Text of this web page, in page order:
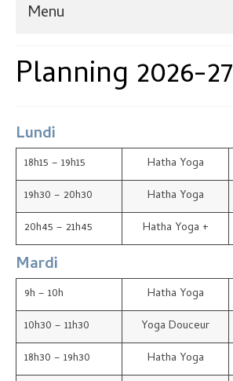
Menu
Accueil
Ateliers et stages
Massages et sauna
Planning
Inscriptions et tarifs
Contact
Planning 2026-27
Lundi
18h15 – 19h15 Hatha Yoga
19h30 – 20h30
Hatha Yoga
20h45 – 21h45
Hatha Yoga +
Mardi
9h – 10h Hatha Yoga
10h30 – 11h30
Yoga Douceur
18h30 – 19h30
Hatha Yoga